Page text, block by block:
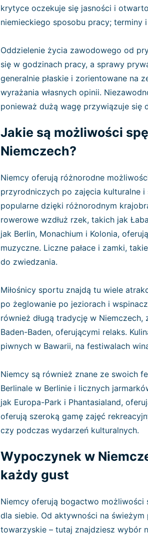
krytyce oczekuje się jasności i
niemieckiego sposobu pracy; terminy
Oddzielenie życia zawodowego od
się w godzinach pracy, a sprawy
generalnie płaskie i zorientowane na
wyrażania własnych opinii.
ponieważ dużą wagę przywiązuje się
Jakie są możliwości
Niemczech?
Niemcy oferują różnorodne
przyrodniczych po zajęcia kulturalne
popularne dzięki różnorodnym
rowerowe wzdłuż rzek, takich jak
jak Berlin, Monachium i Kolonia,
muzyczne. Liczne pałace i zamki,
do zwiedzania.
Miłośnicy sportu znajdą tu wiele
po żeglowanie po jeziorach i
również długą tradycję w
Baden-Baden, oferującymi relaks.
piwnych w Bawarii, na festiwalach
Niemcy są również znane ze swoich
Berlinale w Berlinie i licznych
jak Europa-Park i Phantasialand,
oferują szeroką gamę zajęć
czy podczas wydarzeń kulturalnych.
Wypoczynek w
każdy gust
Niemcy oferują bogactwo
dla siebie. Od aktywności na
towarzyskie – tutaj znajdziesz wybór